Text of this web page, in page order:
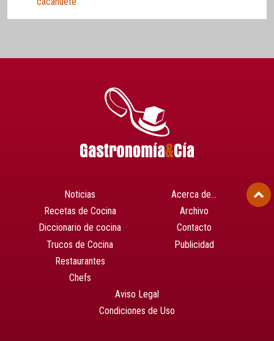
Noticias
Recetas de Cocina
Diccionario de cocina
Trucos de Cocina
Restaurantes
Chefs
Acerca de…
Archivo
Contacto
Publicidad
Aviso Legal
Condiciones de Uso